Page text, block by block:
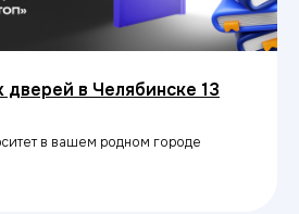
в Челябинске 13
в вашем родном городе